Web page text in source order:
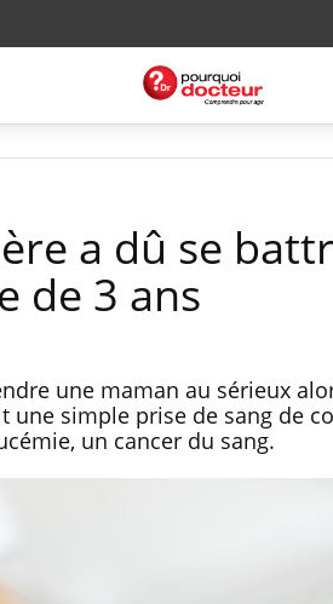
a dû se
de 3 ans
une maman au sérieux
une simple prise de sang de
un cancer du sang.